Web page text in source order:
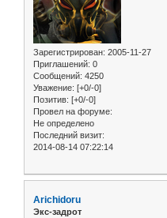
Зарегистрирован: 2005-11-27
Приглашений: 0
Сообщений: 4250
Уважение: [+0/-0]
Позитив: [+0/-0]
Провел на форуме:
Не определено
Последний визит:
2014-08-14 07:22:14
Arichidoru
Экс-задрот